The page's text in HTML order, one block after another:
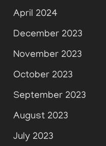
April 2024
December 2023
November 2023
October 2023
September 2023
August 2023
July 2023